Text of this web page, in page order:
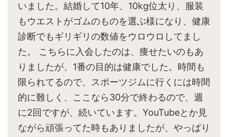
いました。結婚して10年、10kg位太り、服装
もウエストがゴムのものを選ぶ様になり、健康
診断でもギリギリの数値をウロウロしてまし
た。 こちらに入会したのは、痩せたいのもあ
りましたが、1番の目的は健康でした。時間も
限られてるので、スポーツジムに行くには時間
的に難しく、ここなら30分で終わるので、週
に2回ですが、続いています。YouTubeとか見
ながら頑張ってた時もありましたが、やっぱり